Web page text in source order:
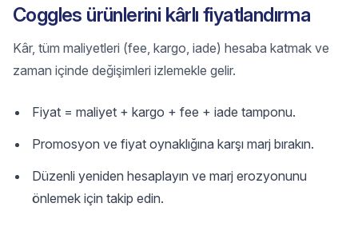
Coggles ürünlerini kârlı fiyatlandırma
Kâr, tüm maliyetleri (fee, kargo, iade) hesaba katmak ve
zaman içinde değişimleri izlemekle gelir.
Fiyat = maliyet + kargo + fee + iade tamponu.
Promosyon ve fiyat oynaklığına karşı marj bırakın.
Düzenli yeniden hesaplayın ve marj erozyonunu
önlemek için takip edin.